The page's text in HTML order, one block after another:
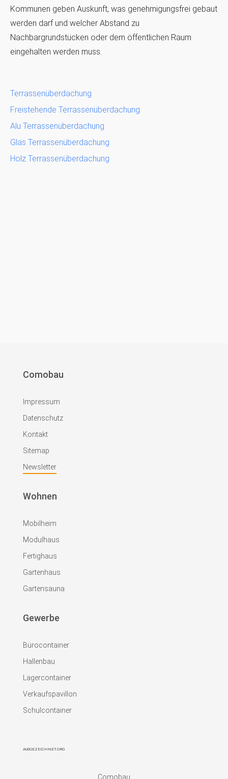
Kommunen geben Auskunft, was genehmigungsfrei gebaut
werden darf und welcher Abstand zu
Nachbargrundstücken oder dem öffentlichen Raum
eingehalten werden muss.
Terrassenüberdachung
Freistehende Terrassenüberdachung
Alu Terrassenüberdachung
Glas Terrassenüberdachung
Holz Terrassenüberdachung
Comobau
Impressum
Datenschutz
Kontakt
Sitemap
Newsletter
Wohnen
Mobilheim
Modulhaus
Fertighaus
Gartenhaus
Gartensauna
Gewerbe
Bürocontainer
Hallenbau
Lagercontainer
Verkaufspavillon
Schulcontainer
AUSGEZEICHNET.ORG
Comobau